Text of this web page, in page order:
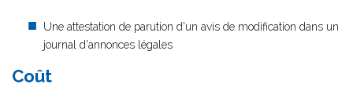
Une attestation de parution d'un avis de modification dans un
journal d'annonces légales
Coût